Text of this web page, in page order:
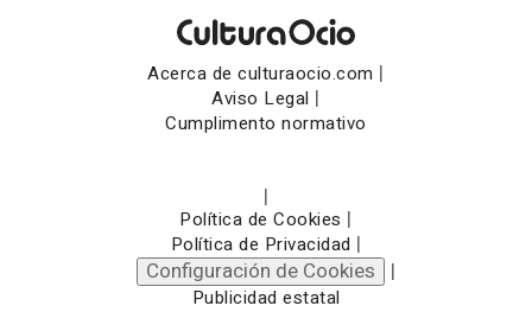
Acerca de culturaocio.com |
Aviso Legal |
Cumplimento normativo
|
Política de Cookies |
Política de Privacidad |
Configuración de Cookies |
Publicidad estatal